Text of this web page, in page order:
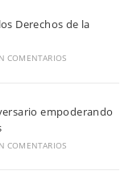
Derechos de la
COMENTARIOS
empoderando
COMENTARIOS